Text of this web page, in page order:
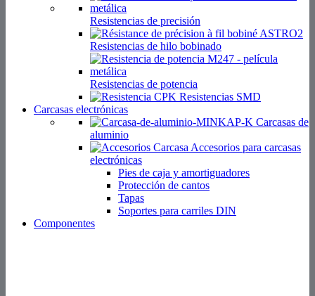
Resistencias de precisión
Resistencias de hilo bobinado
Resistencias de potencia
Resistencias SMD
Carcasas electrónicas
Carcasas de
aluminio
Accesorios para carcasas
electrónicas
Pies de caja y amortiguadores
Protección de cantos
Tapas
Soportes para carriles DIN
Componentes